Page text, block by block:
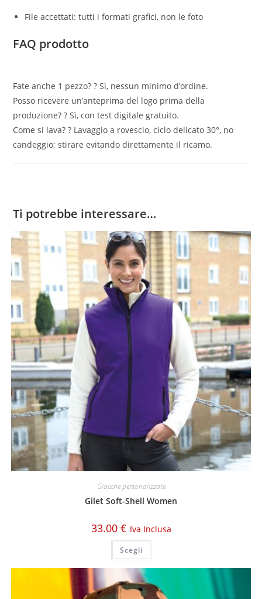
File accettati: tutti i formati grafici, non le foto
FAQ prodotto
Fate anche 1 pezzo? ? Sì, nessun minimo d’ordine.
Posso ricevere un’anteprima del logo prima della
produzione? ? Sì, con test digitale gratuito.
Come si lava? ? Lavaggio a rovescio, ciclo delicato 30°, no
candeggio; stirare evitando direttamente il ricamo.
Ti potrebbe interessare…
Giacche personalizzate
Gilet Soft-Shell Women
33.00 € Iva Inclusa
Scegli